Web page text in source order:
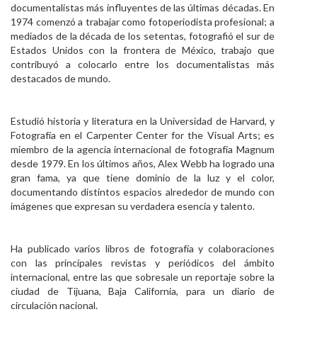
documentalistas más influyentes de las últimas décadas. En
1974 comenzó a trabajar como fotoperiodista profesional; a
mediados de la década de los setentas, fotografió el sur de
Estados Unidos con la frontera de México, trabajo que
contribuyó a colocarlo entre los documentalistas más
destacados de mundo.
Estudió historia y literatura en la Universidad de Harvard, y
Fotografía en el Carpenter Center for the Visual Arts; es
miembro de la agencia internacional de fotografía Magnum
desde 1979. En los últimos años, Alex Webb ha logrado una
gran fama, ya que tiene dominio de la luz y el color,
documentando distintos espacios alrededor de mundo con
imágenes que expresan su verdadera esencia y talento.
Ha publicado varios libros de fotografía y colaboraciones
con las principales revistas y periódicos del ámbito
internacional, entre las que sobresale un reportaje sobre la
ciudad de Tijuana, Baja California, para un diario de
circulación nacional.